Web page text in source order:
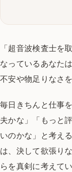
「超音波検査士を
なっているあなた
不安や物足りなさ
毎日きちんと仕事
夫かな」「もっと
いのかな」と考え
は、決して欲張り
らを真剣に考えて